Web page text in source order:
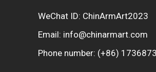
WeChat ID: ChinArmArt2023
Email: info@chinarmart.com
Phone number: (+86)